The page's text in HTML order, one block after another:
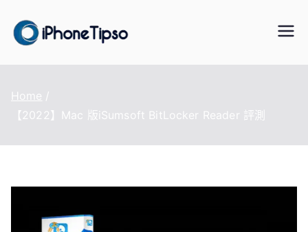
content
Home
【2022】Mac 版iSumsoft BitLocker Reader 評測